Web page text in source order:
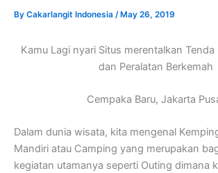
By Cakarlangit Indonesia / May 26, 2019
Kamu Lagi nyari Situs merentalkan
dan Peralatan Berkemah
Cempaka Baru, Jakarta
Dalam dunia wisata, kita mengenal
Mandiri atau Camping yang merupakan
kegiatan utamanya seperti Outing dimana